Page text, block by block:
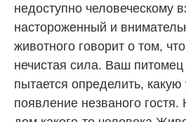
недоступно человеческому
настороженный и
животного говорит о том,
нечистая сила. Ваш
пытается определить, какую
появление незваного гостя.